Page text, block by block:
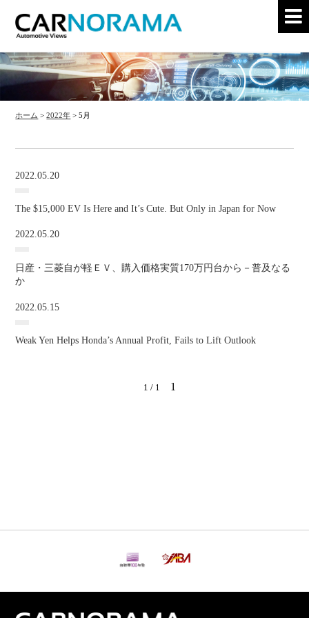
ホーム >2022年 >5月
2022.05.20
The $15,000 EV Is Here and It’s Cute. But Only in Japan for Now
2022.05.20
日産・三菱自が軽ＥＶ、購入価格実質170万円台から－普及なる
か
2022.05.15
Weak Yen Helps Honda’s Annual Profit, Fails to Lift Outlook
1 / 1 1